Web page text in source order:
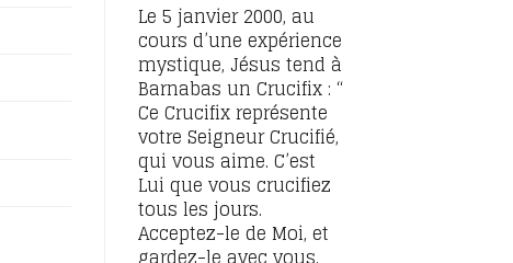
Le 5 janvier 2000, au
cours d’une expérience
mystique, Jésus tend à
Barnabas un Crucifix : “
Ce Crucifix représente
votre Seigneur Crucifié,
qui vous aime. C’est
Lui que vous crucifiez
tous les jours.
Acceptez-le de Moi, et